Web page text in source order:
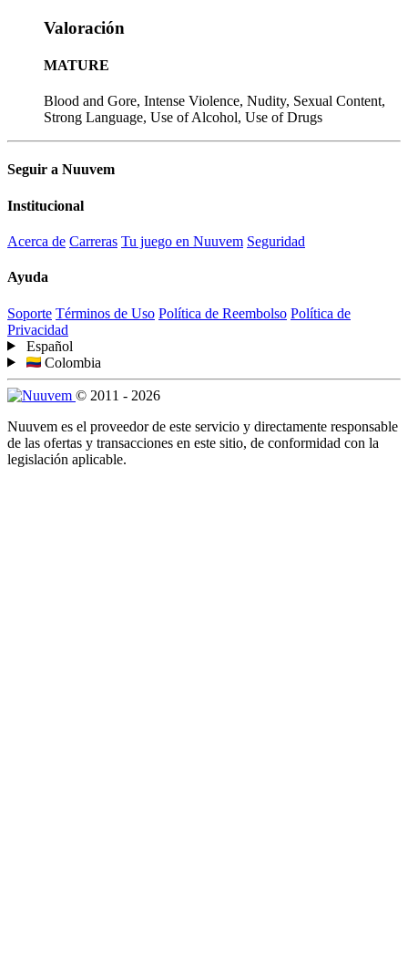
Valoración
MATURE
Blood and Gore, Intense Violence, Nudity, Sexual Content,
Strong Language, Use of Alcohol, Use of Drugs
Seguir a Nuuvem
Institucional
Acerca de Carreras Tu juego en Nuuvem Seguridad
Ayuda
Soporte Términos de Uso Política de Reembolso Política de
Privacidad
Español
Colombia
© 2011 - 2026
Nuuvem es el proveedor de este servicio y directamente responsable
de las ofertas y transacciones en este sitio, de conformidad con la
legislación aplicable.